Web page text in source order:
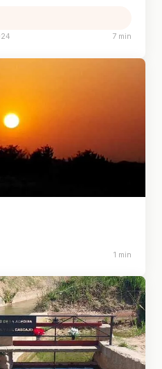
7 min
1 min